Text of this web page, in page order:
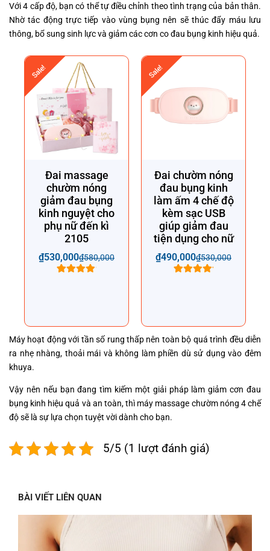
Với 4 cấp độ, bạn có thể tự điều chỉnh theo tình trạng của bản thân.
Nhờ tác động trực tiếp vào vùng bụng nên sẽ thúc đẩy máu lưu
thông, bổ sung sinh lực và giảm các cơn co đau bụng kinh hiệu quả.
Sale!
Đai massage
chườm nóng
giảm đau bụng
kinh nguyệt cho
phụ nữ đến kì
2105
₫530,000₫580,000
Sale!
Đai chườm nóng
đau bụng kinh
làm ấm 4 chế độ
kèm sạc USB
giúp giảm đau
tiện dụng cho nữ
₫490,000₫530,000
Máy hoạt động với tần số rung thấp nên toàn bộ quá trình đều diễn
ra nhẹ nhàng, thoải mái và không làm phiền dù sử dụng vào đêm
khuya.
Vậy nên nếu bạn đang tìm kiếm một giải pháp làm giảm cơn đau
bụng kinh hiệu quả và an toàn, thì máy massage chườm nóng 4 chế
độ sẽ là sự lựa chọn tuyệt vời dành cho bạn.
5/5 (1 lượt đánh giá)
BÀI VIẾT LIÊN QUAN